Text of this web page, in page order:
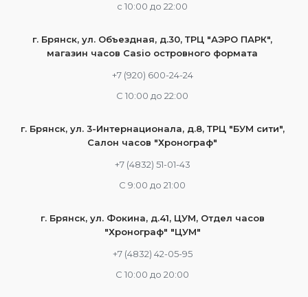
c 10:00 до 22:00
г. Брянск, ул. Объездная, д.30, ТРЦ "АЭРО ПАРК",
магазин часов Casio островного формата
+7 (920) 600-24-24
С 10:00 до 22:00
г. Брянск, ул. 3-Интернационала, д.8, ТРЦ "БУМ сити",
Салон часов "Хронограф"
+7 (4832) 51-01-43
С 9:00 до 21:00
г. Брянск, ул. Фокина, д.41, ЦУМ, Отдел часов
"Хронограф" "ЦУМ"
+7 (4832) 42-05-95
С 10:00 до 20:00